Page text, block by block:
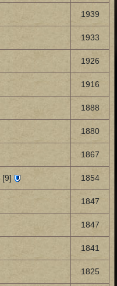
1939
1933
1926
1916
1888
1880
1867
[9] 1854
1847
1847
1841
1825